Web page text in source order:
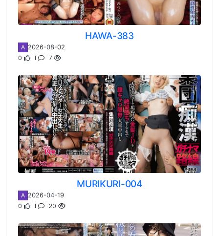
HAWA-383
A 2026-08-02
0 1 7
MURIKURI-004
A 2026-04-19
0 1 20